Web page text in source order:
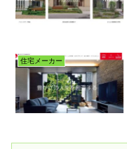
住宅メーカー